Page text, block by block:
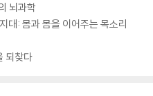
뇌과학
대: 몸과 몸을 이어주는 목소리
되찾다